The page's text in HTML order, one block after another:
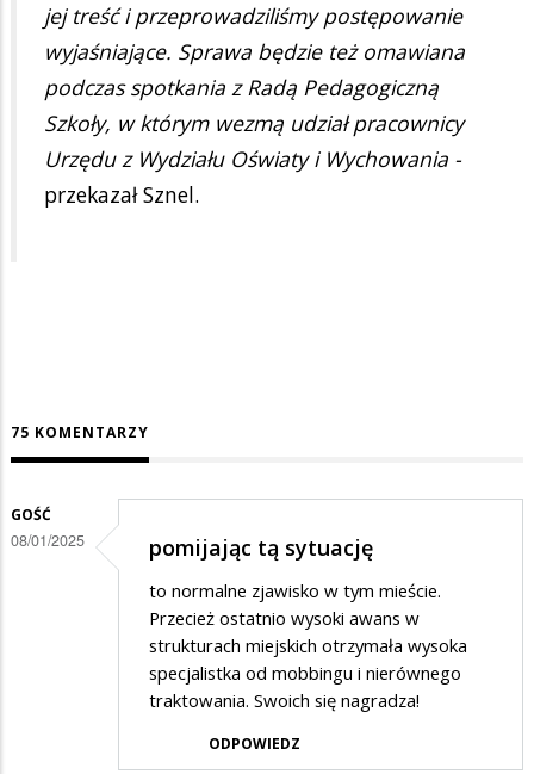
jej treść i przeprowadziliśmy postępowanie
wyjaśniające. Sprawa będzie też omawiana
podczas spotkania z Radą Pedagogiczną
Szkoły, w którym wezmą udział pracownicy
Urzędu z Wydziału Oświaty i Wychowania -
przekazał Sznel.
75 KOMENTARZY
GOŚĆ
08/01/2025 pomijając tą sytuację
to normalne zjawisko w tym mieście.
Przecież ostatnio wysoki awans w
strukturach miejskich otrzymała wysoka
specjalistka od mobbingu i nierównego
traktowania. Swoich się nagradza!
ODPOWIEDZ